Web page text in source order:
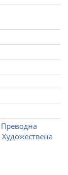
Преводна
Художествена